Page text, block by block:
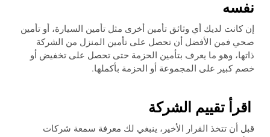
نفسه
إن كانت لديك أي وثائق تأمين أخرى مثل تأمين السيارة، أو تأمين
صحي فمن الأفضل أن تحصل على تأمين المنزل من الشركة
ذاتها، وهو ما يعرف بتأمين الحزمة حتى تحصل على تخفيض أو
خصم كبير على المجموعة أو الحزمة بأكملها.
اقرأ تقييم الشركة
قبل أن تتخذ القرار الأخير، ينبغي لك معرفة سمعة شركات